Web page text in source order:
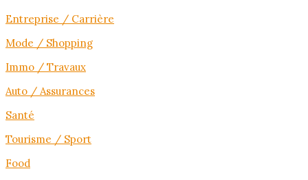
Entreprise / Carrière
Mode / Shopping
Immo / Travaux
Auto / Assurances
Santé
Tourisme / Sport
Food